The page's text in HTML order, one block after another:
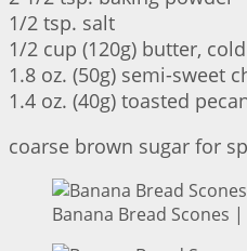
1/2 tsp. salt
1/2 cup (120g) butter, cold
1.8 oz. (50g) semi-sweet
1.4 oz. (40g) toasted
coarse brown sugar for
Banana Bread Scones